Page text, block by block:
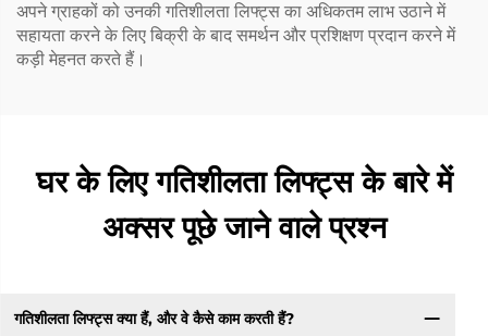
अपने ग्राहकों को उनकी गतिशीलता लिफ्ट्स का अधिकतम लाभ उठाने में
सहायता करने के लिए बिक्री के बाद समर्थन और प्रशिक्षण प्रदान करने में
कड़ी मेहनत करते हैं।
घर के लिए गतिशीलता लिफ्ट्स के बारे में
अक्सर पूछे जाने वाले प्रश्न
गतिशीलता लिफ्ट्स क्या हैं, और वे कैसे काम करती हैं?